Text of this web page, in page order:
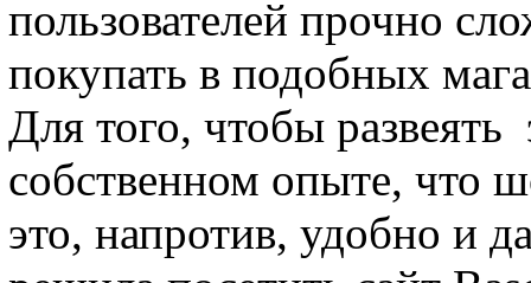
пользователей прочно
покупать в подобных
Для того, чтобы развеять
собственном опыте, что
это, напротив, удобно и